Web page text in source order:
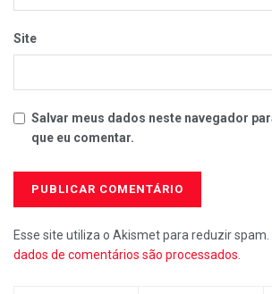
Site
Salvar meus dados neste navegador
que eu comentar.
Esse site utiliza o Akismet para reduzir spam.
dados de comentários são processados